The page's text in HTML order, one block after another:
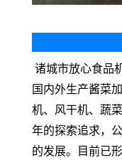
诸城市放心食品
国内外生产酱菜
机、风干机、蔬
年的探索追求，
的发展。目前已